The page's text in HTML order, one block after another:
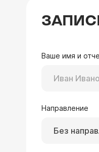
Ваше имя и
Направление
Без